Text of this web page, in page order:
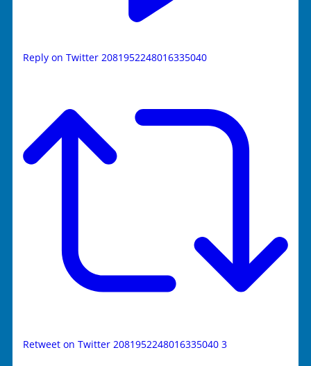
Reply on Twitter 2081952248016335040
Retweet on Twitter 2081952248016335040 3